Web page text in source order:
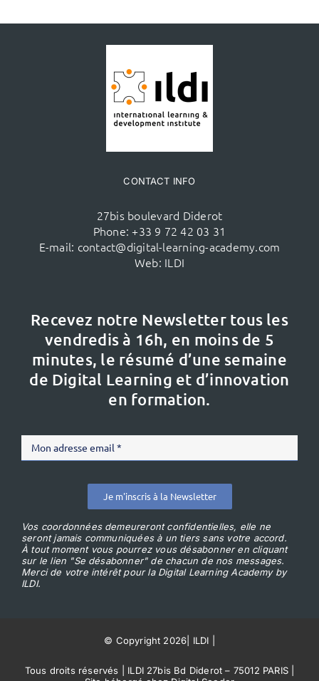
CONTACT INFO
27bis boulevard Diderot
Phone: +33 9 72 42 03 31
E-mail: contact@digital-learning-academy.com
Web: ILDI
Recevez notre Newsletter tous les
vendredis à 16h, en moins de 5
minutes, le résumé d’une semaine
de Digital Learning et d’innovation
en formation.
Je m'inscris à la Newsletter
Vos coordonnées demeureront confidentielles, elle ne
seront jamais communiquées à un tiers sans votre accord.
À tout moment vous pourrez vous désabonner en cliquant
sur le lien "Se désabonner" de chacun de nos messages.
Merci de votre intérêt pour la Digital Learning Academy by
ILDI.
© Copyright 2026 ILDI
Tous droits réservés | ILDI 27bis Bd Diderot – 75012 PARIS |